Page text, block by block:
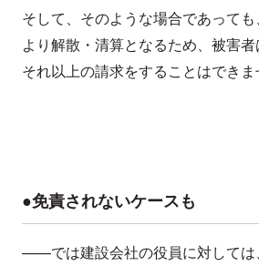
そして、そのような場合であって
より解散・清算となるため、被害
それ以上の請求をすることはできま
●免責されないケースも
——では建設会社の役員に対しては